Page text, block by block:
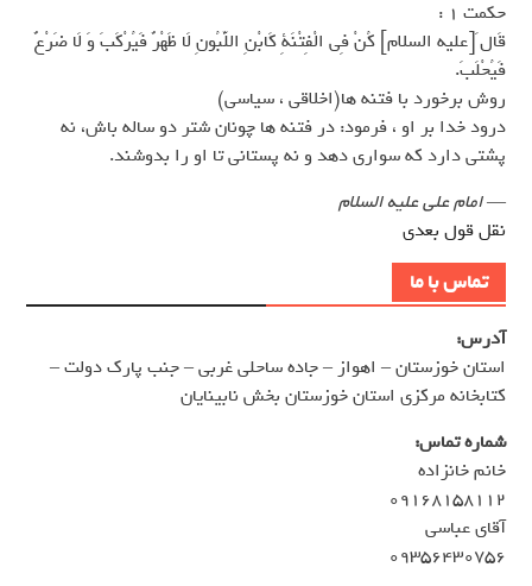
حکمت 1 :
قَال َ[عليه السلام] كُنْ فِى الْفِتْنَةِ كَابْنِ اللَّبُونِ لَا ظَهْرٌ فَيُرْكَبَ وَ لَا ضَرْعٌ
فَيُحْلَبَ.
روش برخورد با فتنه ها(اخلاقى ، سياسى)
درود خدا بر او ، فرمود: در فتنه ها چونان شتر دو ساله باش، نه
پشتى دارد كه سوارى دهد و نه پستانى تا او را بدوشند.
—امام علی علیه السلام
نقل قول بعدی
تماس با ما
آدرس:
استان خوزستان – اهواز – جاده ساحلی غربی – جنب پارک دولت –
کتابخانه مرکزی استان خوزستان بخش نابینایان
شماره تماس:
خانم خانزاده
۰۹۱۶۸۱۵۸۱۱۲
آقای عباسی
۰۹۳۵۶۴۳۰۷۵۶